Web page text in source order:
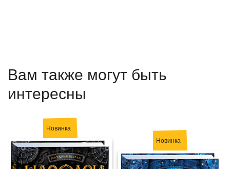
Вам также могут быть
интересны
Новинка
Новинка